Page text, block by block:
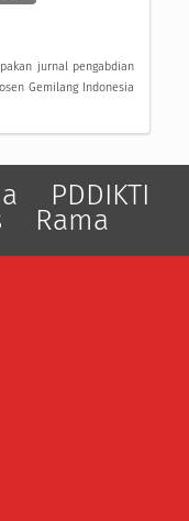
jurnal pengabdian
Gemilang Indonesia
PDDIKTI
Rama